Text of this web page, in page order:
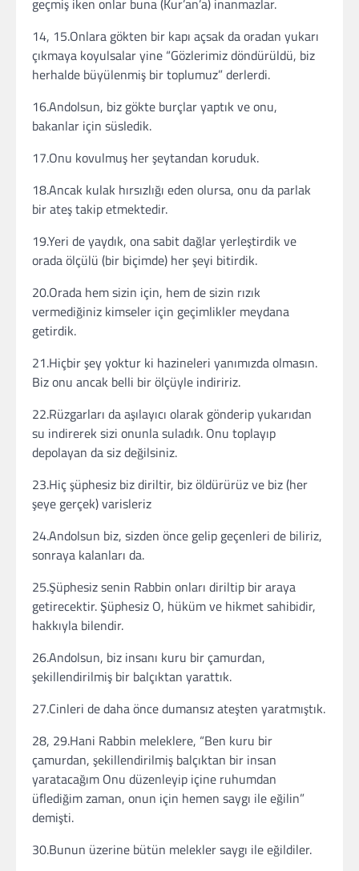
geçmiş iken onlar buna (Kur’an’a) inanmazlar.
14, 15.Onlara gökten bir kapı açsak da oradan yukarı
çıkmaya koyulsalar yine “Gözlerimiz döndürüldü, biz
herhalde büyülenmiş bir toplumuz” derlerdi.
16.Andolsun, biz gökte burçlar yaptık ve onu,
bakanlar için süsledik.
17.Onu kovulmuş her şeytandan koruduk.
18.Ancak kulak hırsızlığı eden olursa, onu da parlak
bir ateş takip etmektedir.
19.Yeri de yaydık, ona sabit dağlar yerleştirdik ve
orada ölçülü (bir biçimde) her şeyi bitirdik.
20.Orada hem sizin için, hem de sizin rızık
vermediğiniz kimseler için geçimlikler meydana
getirdik.
21.Hiçbir şey yoktur ki hazineleri yanımızda olmasın.
Biz onu ancak belli bir ölçüyle indiririz.
22.Rüzgarları da aşılayıcı olarak gönderip yukarıdan
su indirerek sizi onunla suladık. Onu toplayıp
depolayan da siz değilsiniz.
23.Hiç şüphesiz biz diriltir, biz öldürürüz ve biz (her
şeye gerçek) varisleriz
24.Andolsun biz, sizden önce gelip geçenleri de biliriz,
sonraya kalanları da.
25.Şüphesiz senin Rabbin onları diriltip bir araya
getirecektir. Şüphesiz O, hüküm ve hikmet sahibidir,
hakkıyla bilendir.
26.Andolsun, biz insanı kuru bir çamurdan,
şekillendirilmiş bir balçıktan yarattık.
27.Cinleri de daha önce dumansız ateşten yaratmıştık.
28, 29.Hani Rabbin meleklere, “Ben kuru bir
çamurdan, şekillendirilmiş balçıktan bir insan
yaratacağım Onu düzenleyip içine ruhumdan
üflediğim zaman, onun için hemen saygı ile eğilin”
demişti.
30.Bunun üzerine bütün melekler saygı ile eğildiler.